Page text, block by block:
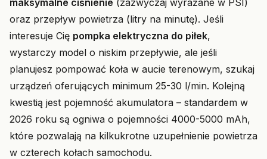
maksymalne ciśnienie (zazwyczaj wyrażane w PSI)
oraz przepływ powietrza (litry na minutę). Jeśli
interesuje Cię pompka elektryczna do piłek,
wystarczy model o niskim przepływie, ale jeśli
planujesz pompować koła w aucie terenowym, szukaj
urządzeń oferujących minimum 25-30 l/min. Kolejną
kwestią jest pojemność akumulatora – standardem w
2026 roku są ogniwa o pojemności 4000-5000 mAh,
które pozwalają na kilkukrotne uzupełnienie powietrza
w czterech kołach samochodu.